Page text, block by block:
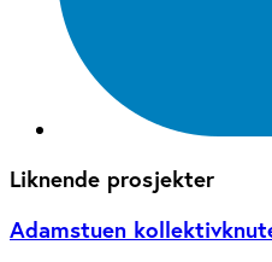
Liknende prosjekter
Adamstuen